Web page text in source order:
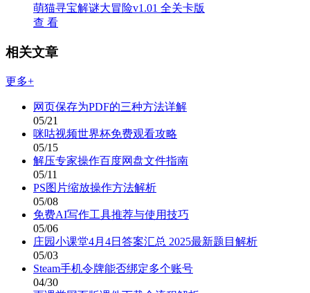
萌猫寻宝解谜大冒险v1.01 全关卡版
查 看
相关文章
更多+
网页保存为PDF的三种方法详解
05/21
咪咕视频世界杯免费观看攻略
05/15
解压专家操作百度网盘文件指南
05/11
PS图片缩放操作方法解析
05/08
免费AI写作工具推荐与使用技巧
05/06
庄园小课堂4月4日答案汇总 2025最新题目解析
05/03
Steam手机令牌能否绑定多个账号
04/30